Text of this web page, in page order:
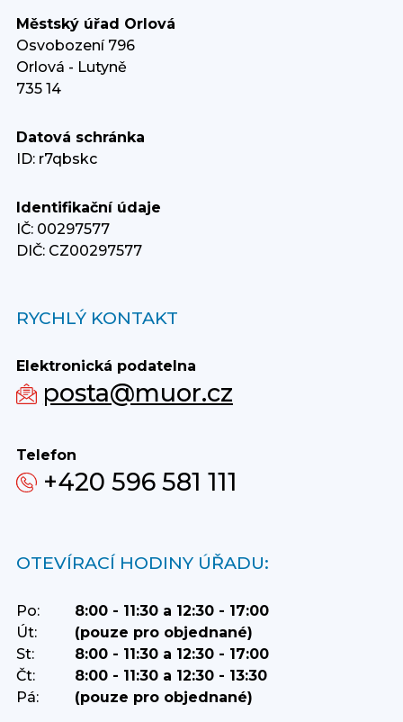
Městský úřad Orlová
Osvobození 796
Orlová - Lutyně
735 14
Datová schránka
ID: r7qbskc
Identifikační údaje
IČ: 00297577
DIČ: CZ00297577
RYCHLÝ KONTAKT
Elektronická podatelna
posta@muor.cz
Telefon
+420 596 581 111
OTEVÍRACÍ HODINY ÚŘADU:
Po:
8:00 - 11:30 a 12:30 - 17:00
Út:
(pouze pro objednané)
St:
8:00 - 11:30 a 12:30 - 17:00
Čt:
8:00 - 11:30 a 12:30 - 13:30
Pá:
(pouze pro objednané)